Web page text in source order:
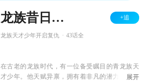
龙族昔日风云 +追
龙族天才少年开启复仇 43话全
在古老的龙族时代，有一位备受瞩目的青龙族天
才少年。他天赋异禀，拥有着非凡的潜力，被誉
展开